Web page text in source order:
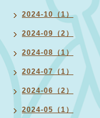
2024-10（1）
2024-09（2）
2024-08（1）
2024-07（1）
2024-06（2）
2024-05（1）